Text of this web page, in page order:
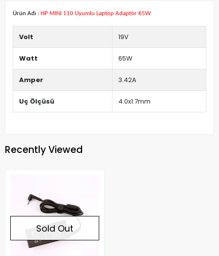
Ürün Adı : HP MINI 110 Uyumlu Laptop Adaptör 65W
Volt 19V
Watt 65W
Amper 3.42A
Uç Ölçüsü 4.0x1.7mm
Recently Viewed
Sold Out